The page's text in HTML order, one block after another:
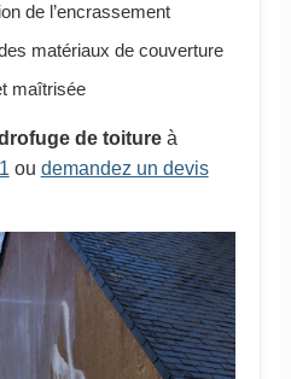
de l’encrassement
matériaux de couverture
maîtrisée
de toitureà
ou demandez un devis